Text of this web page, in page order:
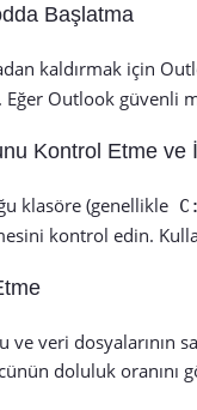
Başlatma
kaldırmak için
Eğer Outlook
Kontrol Etme ve
klasöre (genellikle
kontrol edin.
veri dosyalarının
doluluk oranını